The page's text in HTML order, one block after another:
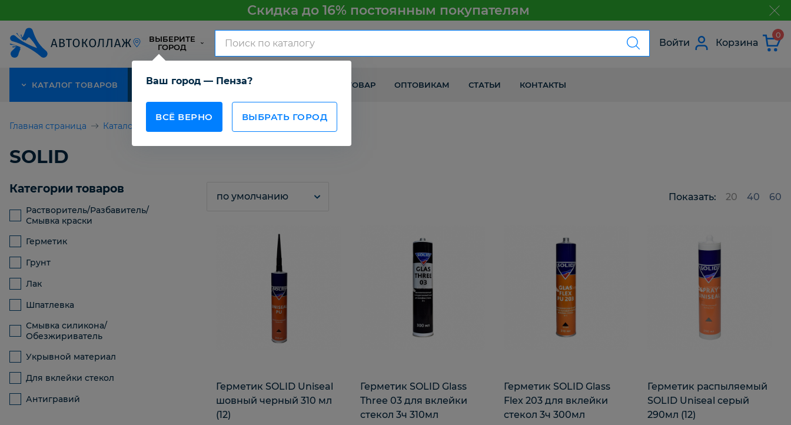
Скидка до 16% постоянным покупателям
ВЫБЕРИТЕ
ГОРОД
Ваш город — Пенза?
ВСЁ ВЕРНО ВЫБРАТЬ ГОРОД
Войти Корзина
0
КАТАЛОГ ТОВАРОВ АКЦИЯ О КОМПАНИИ КАК ПОЛУЧИТЬ ТОВАР ОПТОВИКАМ СТАТЬИ КОНТАКТЫ
Главная страница Каталог товаров
SOLID
Категории товаров
Растворитель/Разбавитель/
Смывка краски
Герметик
Грунт
Лак
Шпатлевка
Смывка силикона/
Обезжириватель
Укрывной материал
Для вклейки стекол
Антигравий
Показать: 20 40 60
Герметик SOLID Uniseal
шовный черный 310 мл
(12)
Герметик SOLID Glass
Three 03 для вклейки
стекол 3ч 310мл
Герметик SOLID Glass
Flex 203 для вклейки
стекол 3ч 300мл
Герметик распыляемый
SOLID Uniseal серый
290мл (12)